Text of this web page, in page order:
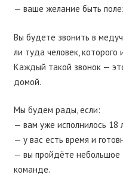
— ваше желание быть
Вы будете звонить в
ли туда человек,
Каждый такой звонок —
домой.
Мы будем рады, если:
— вам уже исполнилось 18
— у вас есть время и
— вы пройдёте небольшое
команде.